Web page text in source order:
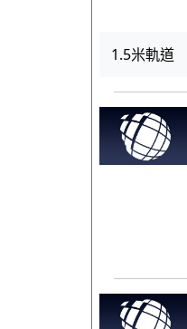
1.5米軌道